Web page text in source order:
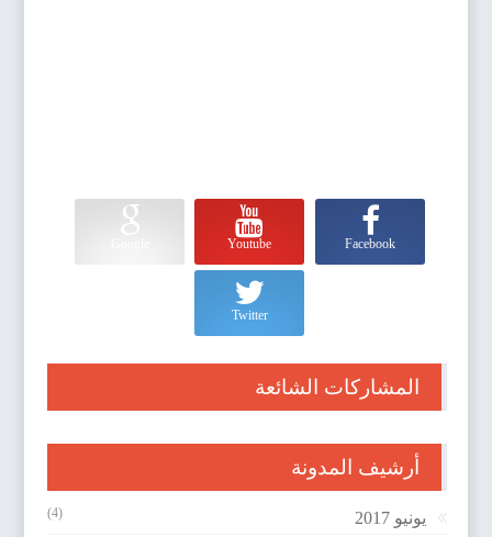
Facebook
Youtube
Twitter
المشاركات الشائعة
أرشيف المدونة
يونيو 2017 (4)